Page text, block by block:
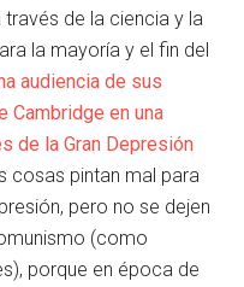
de la ciencia y la
la mayoría y el fin del
audiencia de sus
Cambridge en una
de la Gran Depresión
cosas pintan mal para
pero no se dejen
(como
porque en época de